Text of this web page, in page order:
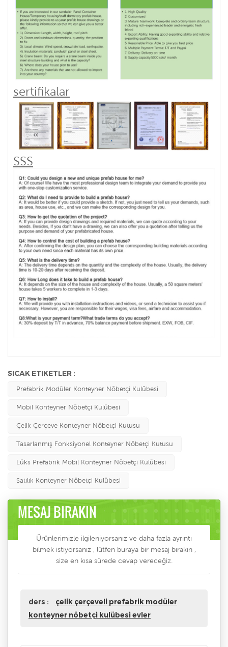
sertifikalar
SSS
SICAK ETIKETLER :
Prefabrik Modüler Konteyner Nöbetçi Kulübesi
Mobil Konteyner Nöbetçi Kulübesi
Çelik Çerçeve Konteyner Nöbetçi Kutusu
Tasarlanmış Fonksiyonel Konteyner Nöbetçi Kutusu
Lüks Prefabrik Mobil Konteyner Nöbetçi Kulübesi
Satılık Konteyner Nöbetçi Kulübesi
MESAJ BIRAKIN
Ürünlerimizle ilgileniyorsanız ve daha fazla ayrıntı
bilmek istiyorsanız , lütfen buraya bir mesaj bırakın ,
size en kısa sürede cevap vereceğiz.
ders :
çelik çerçeveli prefabrik modüler
konteyner nöbetçi kulübesi evler